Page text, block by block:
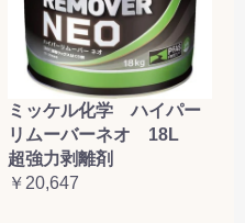
ミッケル化学 ハイパー
リムーバーネオ 18L
超強力剥離剤
￥20,647